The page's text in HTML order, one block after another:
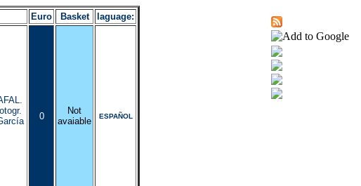
Euro Basket laguage:
0
Not
avaiable
ESPAÑOL